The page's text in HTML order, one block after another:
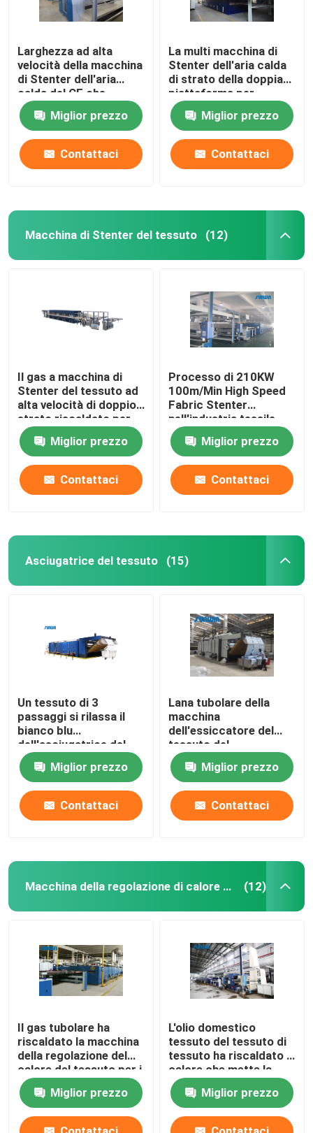
Larghezza ad alta
velocità della macchina
di Stenter dell'aria
calda del CE che
tricotta tessuto che
finisce 2400mm
Miglior prezzo
Contattaci
La multi macchina di
Stenter dell'aria calda
di strato della doppia
piattaforma per
tricotta i tessuti
Miglior prezzo
Contattaci
Macchina di Stenter del tessuto (12)
Il gas a macchina di
Stenter del tessuto ad
alta velocità di doppio
strato riscaldato per
tricotta il tessuto
Miglior prezzo
Contattaci
Processo di 210KW
100m/Min High Speed
Fabric Stenter
nell'industria tessile
2800mm
Miglior prezzo
Contattaci
Asciugatrice del tessuto (15)
Un tessuto di 3
passaggi si rilassa il
bianco blu
dell'asciugatrice del
tessuto
dell'essiccatore
Miglior prezzo
Contattaci
Lana tubolare della
macchina
dell'essiccatore del
tessuto del
riscaldamento a gas
pre asciugatrice
50m/Min
Miglior prezzo
Contattaci
Macchina della regolazione di calore del tessuto (12)
Il gas tubolare ha
riscaldato la macchina
della regolazione del
calore del tessuto per i
tessuti
dell'asciugamano
2200mm
Miglior prezzo
L'olio domestico
tessuto del tessuto di
tessuto ha riscaldato il
calore che mette la
macchina di finitura di
StenterMiglior prezzo